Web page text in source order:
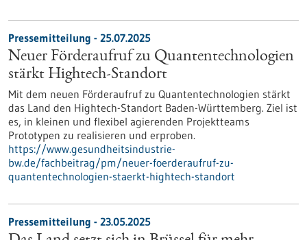
Pressemitteilung - 25.07.2025
Neuer Förderaufruf zu Quantentechnologien
stärkt Hightech-Standort
Mit dem neuen Förderaufruf zu Quantentechnologien stärkt
das Land den Hightech-Standort Baden-Württemberg. Ziel ist
es, in kleinen und flexibel agierenden Projektteams
Prototypen zu realisieren und erproben.
https://www.gesundheitsindustrie-
bw.de/fachbeitrag/pm/neuer-foerderaufruf-zu-
quantentechnologien-staerkt-hightech-standort
Pressemitteilung - 23.05.2025